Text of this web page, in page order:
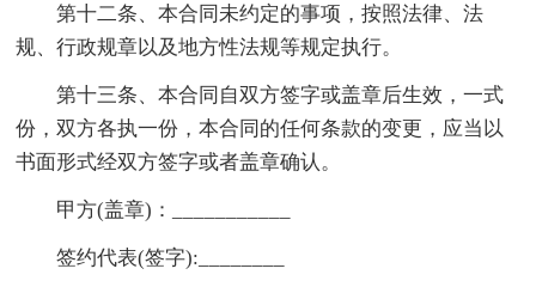
第十二条、本合同未约定的事项，按照法律、法
规、行政规章以及地方性法规等规定执行。
第十三条、本合同自双方签字或盖章后生效，一式
份，双方各执一份，本合同的任何条款的变更，应当以
书面形式经双方签字或者盖章确认。
甲方(盖章)：___________
签约代表(签字):________